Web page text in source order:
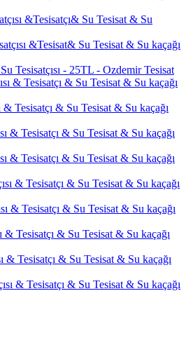
&Tesisatçı& Su Tesisat & Su
&Tesisat& Su Tesisat & Su kaçağı
Tesisatçısı - 25TL - Ozdemir Tesisat
& Tesisatçı & Su Tesisat & Su kaçağı
& Tesisatçı & Su Tesisat & Su kaçağı
& Tesisatçı & Su Tesisat & Su kaçağı
& Tesisatçı & Su Tesisat & Su kaçağı
& Tesisatçı & Su Tesisat & Su kaçağı
& Tesisatçı & Su Tesisat & Su kaçağı
& Tesisatçı & Su Tesisat & Su kaçağı
& Tesisatçı & Su Tesisat & Su kaçağı
& Tesisatçı & Su Tesisat & Su kaçağı